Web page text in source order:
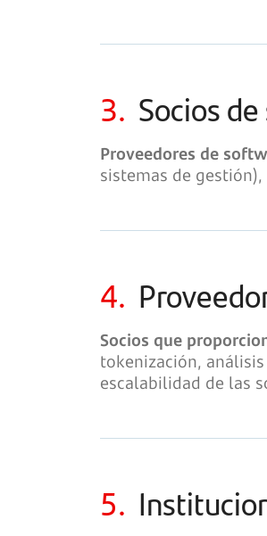
3. Socios
Proveedores de
sistemas de
4.
Socios que
tokenización,
escalabilidad de las
5.